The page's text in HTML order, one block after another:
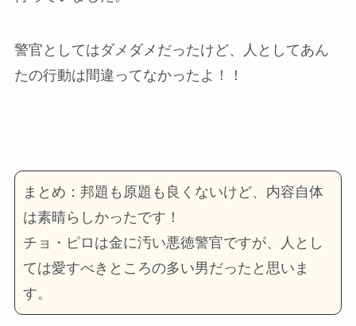
警官としてはダメダメだったけど、人としてあん
たの行動は間違ってなかったよ！！
まとめ：邦題も原題も良くないけど、内容自体
は素晴らしかったです！
チョ・ピロは金に汚い悪徳警官ですが、人とし
ては愛すべきところの多い男だったと思いま
す。